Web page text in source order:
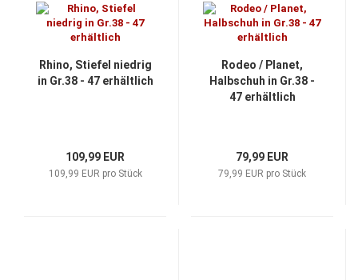
Rhino, Stiefel niedrig
in Gr.38 - 47 erhältlich
109,99 EUR
109,99 EUR pro Stück
Rodeo / Planet,
Halbschuh in Gr.38 -
47 erhältlich
79,99 EUR
79,99 EUR pro Stück